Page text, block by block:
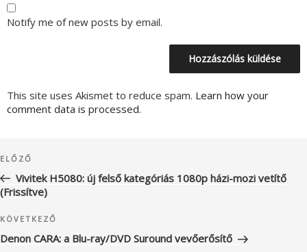
Notify me of new posts by email.
This site uses Akismet to reduce spam. Learn how your
comment data is processed.
navigáció
Korábbi
bejegyzés
ELŐZŐ
Vivitek H5080: új felső kategóriás 1080p házi-mozi vetítő
(Frissítve)
Következő
bejegyzés
KÖVETKEZŐ
Denon CARA: a Blu-ray/DVD Suround vevőerősítő